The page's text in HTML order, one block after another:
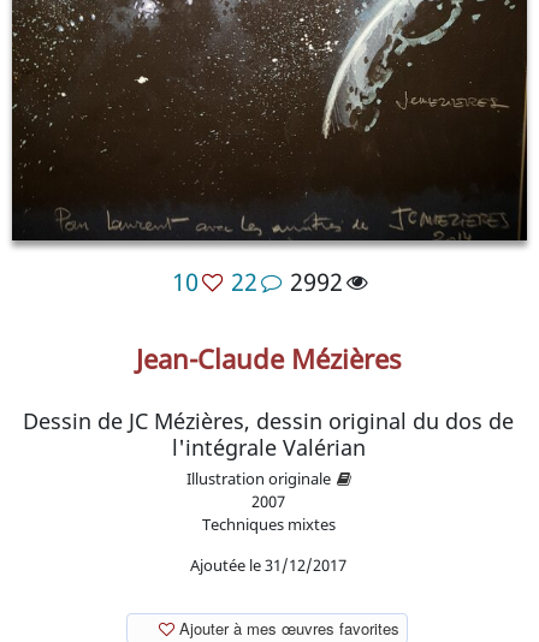
10 22 2992
Jean-Claude Mézières
Dessin de JC Mézières, dessin original du dos de
l'intégrale Valérian
Illustration originale
2007
Techniques mixtes
Ajoutée le 31/12/2017
Ajouter à mes œuvres favorites